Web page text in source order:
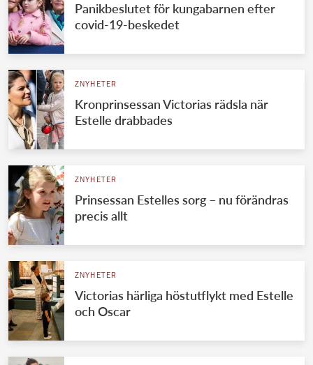
Panikbeslutet för kungabarnen efter
covid-19-beskedet
ZNYHETER
Kronprinsessan Victorias rädsla när
Estelle drabbades
ZNYHETER
Prinsessan Estelles sorg – nu förändras
precis allt
ZNYHETER
Victorias härliga höstutflykt med Estelle
och Oscar